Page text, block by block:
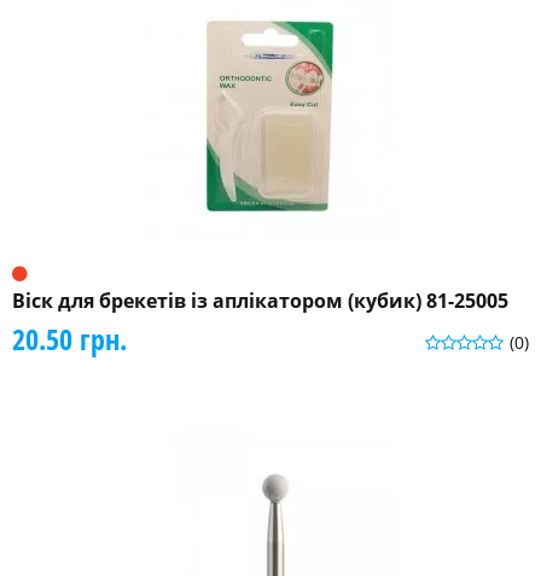
Віск для брекетів із аплікатором (кубик) 81-25005
(0)
20.50 грн.